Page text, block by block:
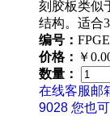
刻胶板类似
结构。适合
编号：
价格： ￥
数量：
在线客服邮
9028 您也可